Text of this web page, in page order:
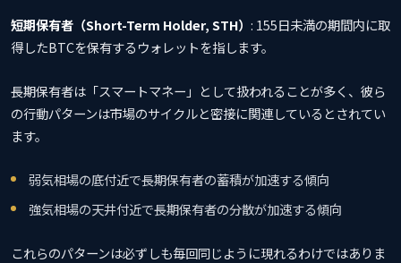
短期保有者（Short-Term Holder, STH） : 155日未満の期間内に取
得したBTCを保有するウォレットを指します。
長期保有者は「スマートマネー」として扱われることが多く、彼ら
の行動パターンは市場のサイクルと密接に関連しているとされてい
ます。
弱気相場の底付近で長期保有者の蓄積が加速する傾向
強気相場の天井付近で長期保有者の分散が加速する傾向
これらのパターンは必ずしも毎回同じように現れるわけではありま